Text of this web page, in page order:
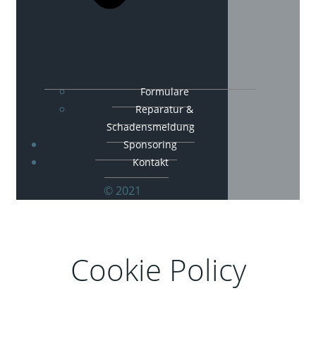
Formulare
Reparatur &
Schadensmeldung
Sponsoring
Kontakt
© 2021
Cookie Policy